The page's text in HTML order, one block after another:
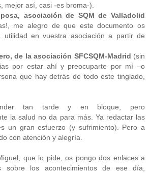
mejor así, casi -es broma-).
asociación de SQM de Valladolid
me alegro de que este documento os
en vuestra asociación a partir de
de la asociación SFCSQM-Madrid (sin
por estar ahí y preocuparte por mí –o
que hay detrás de todo este tinglado,
tan tarde y en bloque, pero
la salud no da para más. Ya redactar las
un gran esfuerzo (y sufrimiento). Pero a
con atención y alegría.
que lo pide, os pongo dos enlaces a
sobre los acontecimientos de ese día,